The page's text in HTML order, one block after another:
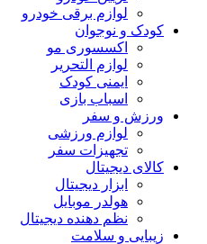
لوازم برقی خودرو
کودک و نوجوان
اکسسوری مو
لوازم التحریر
ایمنی کودک
اسباب بازی
ورزش و سفر
لوازم ورزشی
تجهیزات سفر
کالای دیجیتال
ابزار دیجیتال
هولدر موبایل
نظم دهنده دیجیتال
زیبایی و سلامت